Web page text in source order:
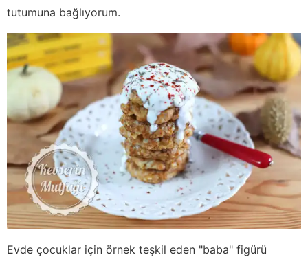
tutumuna bağlıyorum.
Evde çocuklar için örnek teşkil eden "baba" figürü